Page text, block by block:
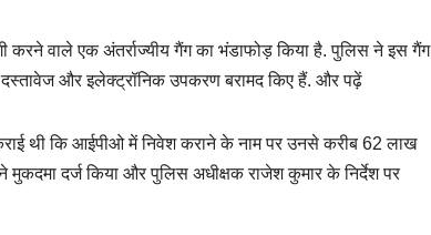
करने वाले एक अंतर्राज्यीय गैंग का भंडाफोड़ किया है. पुलिस ने इस गैंग
और इलेक्ट्रॉनिक उपकरण बरामद किए हैं. और पढ़ें
कराई थी कि आईपीओ में निवेश कराने के नाम पर उनसे करीब 62 लाख
दर्ज किया और पुलिस अधीक्षक राजेश कुमार के निर्देश पर